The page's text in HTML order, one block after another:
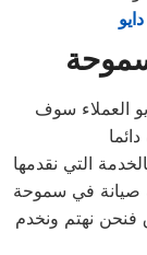
العملاء سوف
التي نقدمها
في سموحة
فنحن نهتم ونخدم